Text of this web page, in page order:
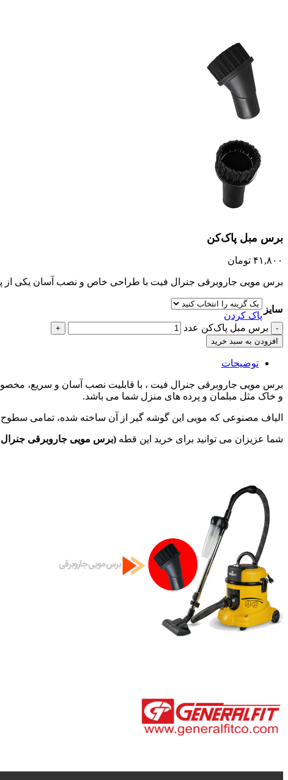
برس مبل پاک‌کن
۴۱,۸۰۰ تومان
برس مویی جاروبرقی جنرال فیت با طراحی خاص و نصب آسان یکی از
سایز
پاک کردن
برس مبل پاک‌کن عدد
افزودن به سبد خرید
توضیحات
برس مویی جاروبرقی جنرال فیت ، با قابلیت نصب آسان و سریع،
و خاک مثل مبلمان و پرده های منزل شما می باشد.
الیاف مصنوعی که مویی این گوشه گیر از آن ساخته شده، تمامی سطوح
شما عزیزان می توانید برای خرید این قطه (برس مویی جاروبرقی